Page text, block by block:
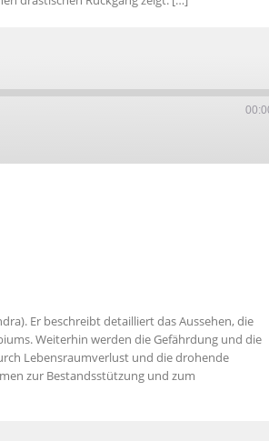
Er beschreibt detailliert das Aussehen, die
Weiterhin werden die Gefährdung und die
Lebensraumverlust und die drohende
zur Bestandsstützung und zum